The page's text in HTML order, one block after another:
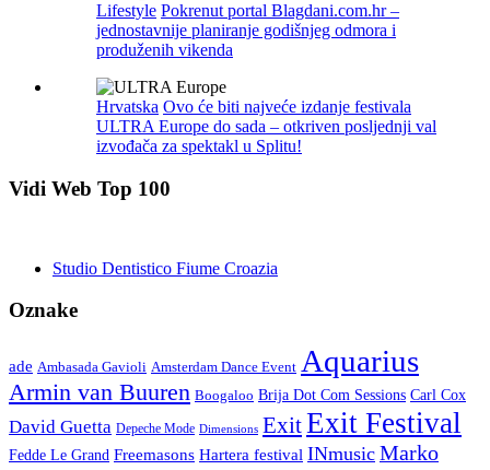
Lifestyle Pokrenut portal Blagdani.com.hr –
jednostavnije planiranje godišnjeg odmora i
produženih vikenda
Hrvatska Ovo će biti najveće izdanje festivala
ULTRA Europe do sada – otkriven posljednji val
izvođača za spektakl u Splitu!
Vidi Web Top 100
Studio Dentistico Fiume Croazia
Oznake
ade Ambasada Gavioli Amsterdam Dance Event Aquarius
Armin van Buuren Boogaloo Brija Dot Com Sessions Carl Cox
David Guetta Depeche Mode Dimensions ExitExit Festival
Fedde Le Grand Freemasons Hartera festival INmusic Marko